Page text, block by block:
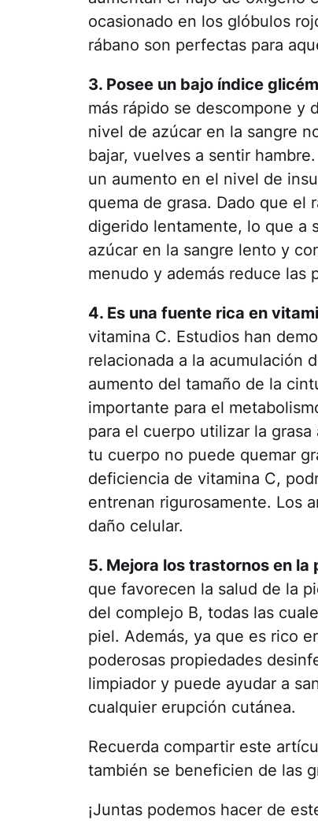
ocasionado en los glóbulos
rábano son perfectas para
3. Posee un bajo índice
más rápido se descompone y
nivel de azúcar en la sangre
bajar, vuelves a sentir
un aumento en el nivel de
quema de grasa. Dado que el
digerido lentamente, lo que a
azúcar en la sangre lento y
menudo y además reduce las
4. Es una fuente rica en
vitamina C. Estudios han
relacionada a la acumulación
aumento del tamaño de la
importante para el
para el cuerpo utilizar la
tu cuerpo no puede quemar
deficiencia de vitamina C,
entrenan rigurosamente. Los
daño celular.
5. Mejora los trastornos en la
que favorecen la salud de la
del complejo B, todas las
piel. Además, ya que es rico
poderosas propiedades
limpiador y puede ayudar a
cualquier erupción cutánea.
Recuerda compartir este
también se beneficien de las
¡Juntas podemos hacer de